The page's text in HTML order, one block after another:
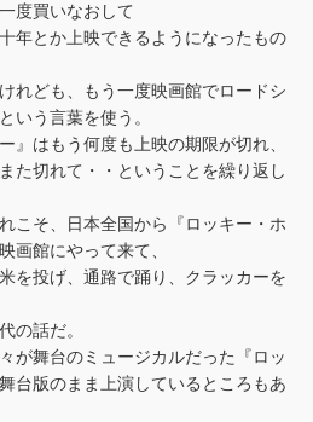
度買いなおして
年とか上映できるようになったもの
れども、もう一度映画館でロードシ
いう言葉を使う。
』はもう何度も上映の期限が切れ、
た切れて・・ということを繰り返し
こそ、日本全国から『ロッキー・ホ
画館にやって来て、
を投げ、通路で踊り、クラッカーを
の話だ。
が舞台のミュージカルだった『ロッ
台版のまま上演しているところもあ